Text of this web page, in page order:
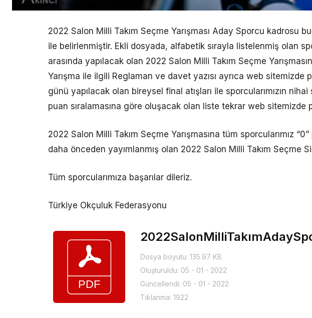
2022 Salon Milli Takım Seçme Yarışması Aday Sporcu kadrosu
ile belirlenmiştir. Ekli dosyada, alfabetik sırayla listelenmiş olan
arasında yapılacak olan 2022 Salon Milli Takım Seçme
Yarışma ile ilgili Reglaman ve davet yazısı ayrıca web sitemizde
günü yapılacak olan bireysel final atışları ile sporcularımızın
puan sıralamasına göre oluşacak olan liste tekrar web sitemizde
2022 Salon Milli Takım Seçme Yarışmasına tüm sporcularımız
daha önceden yayımlanmış olan 2022 Salon Milli Takım Seçme
Tüm sporcularımıza başarılar dileriz.
Türkiye Okçuluk Federasyonu
Dosya boyutu: 135.97 KB
Oluşturuldu: 05 - 01 - 2022
Güncellendi: 05 - 01 - 2022
Tıklanma: 1922